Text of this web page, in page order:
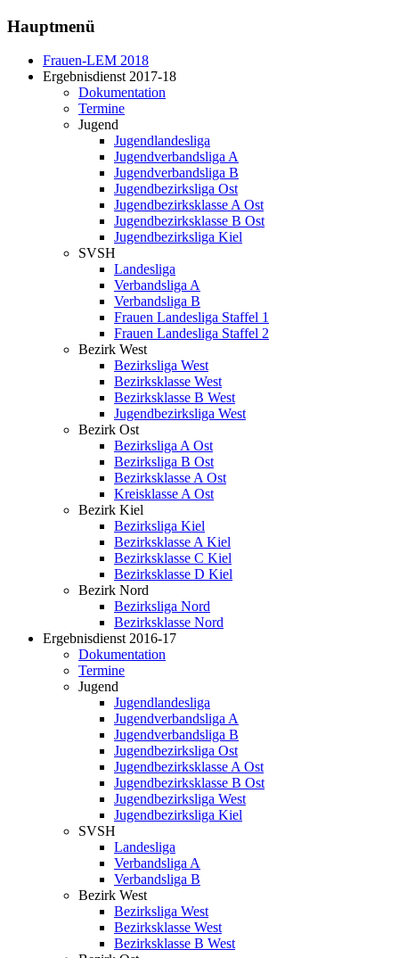
Hauptmenü
Frauen-LEM 2018
Ergebnisdienst 2017-18
Dokumentation
Termine
Jugend
Jugendlandesliga
Jugendverbandsliga A
Jugendverbandsliga B
Jugendbezirksliga Ost
Jugendbezirksklasse A Ost
Jugendbezirksklasse B Ost
Jugendbezirksliga Kiel
SVSH
Landesliga
Verbandsliga A
Verbandsliga B
Frauen Landesliga Staffel 1
Frauen Landesliga Staffel 2
Bezirk West
Bezirksliga West
Bezirksklasse West
Bezirksklasse B West
Jugendbezirksliga West
Bezirk Ost
Bezirksliga A Ost
Bezirksliga B Ost
Bezirksklasse A Ost
Kreisklasse A Ost
Bezirk Kiel
Bezirksliga Kiel
Bezirksklasse A Kiel
Bezirksklasse C Kiel
Bezirksklasse D Kiel
Bezirk Nord
Bezirksliga Nord
Bezirksklasse Nord
Ergebnisdienst 2016-17
Dokumentation
Termine
Jugend
Jugendlandesliga
Jugendverbandsliga A
Jugendverbandsliga B
Jugendbezirksliga Ost
Jugendbezirksklasse A Ost
Jugendbezirksklasse B Ost
Jugendbezirksliga West
Jugendbezirksliga Kiel
SVSH
Landesliga
Verbandsliga A
Verbandsliga B
Bezirk West
Bezirksliga West
Bezirksklasse West
Bezirksklasse B West